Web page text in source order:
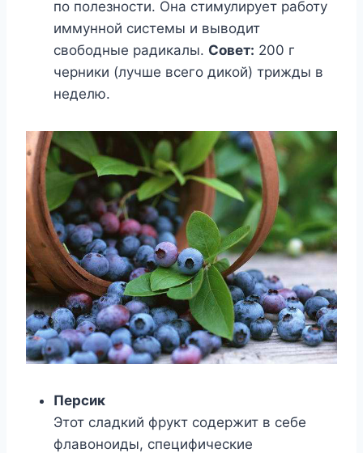
по полезности. Она стимулирует работу
иммунной системы и выводит
свободные радикалы. Совет: 200 г
черники (лучше всего дикой) трижды в
неделю.
Персик
Этот сладкий фрукт содержит в себе
флавоноиды, специфические